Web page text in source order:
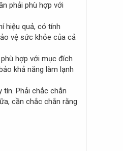
phải phù hợp với
hiệu quả, có tính
vệ sức khỏe của cả
hợp với mục đích
khả năng làm lạnh
Phải chắc chắn
cần chắc chắn rằng